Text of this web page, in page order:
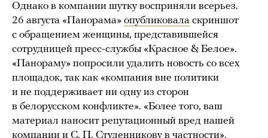
Однако в компании шутку восприняли всерьез.
26 августа «Панорама» опубликовала скриншот
с обращением женщины, представившейся
сотрудницей пресс-службы «Красное & Белое».
«Панораму» попросили удалить новость со всех
площадок, так как «компания вне политики
и не поддерживает ни одну из сторон
в белорусском конфликте». «Более того, ваш
материал наносит репутационный вред нашей
компании и С. П. Студенникову в частности».